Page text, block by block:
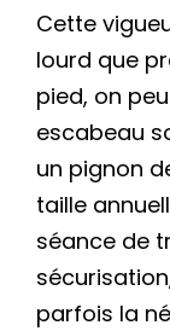
Cette
lourd que
pied, on
escabeau
un pignon
taille
séance de
parfois la